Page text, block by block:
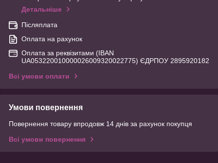
Детальніше
Післяплата
Оплата на рахунок
Оплата за реквізитами (IBAN
UA053220010000026009320022775) ЄДРПОУ 2895920182
Всі умови оплати
Умови повернення
Повернення товару впродовж 14 днів за рахунок покупця
Всі умови повернення